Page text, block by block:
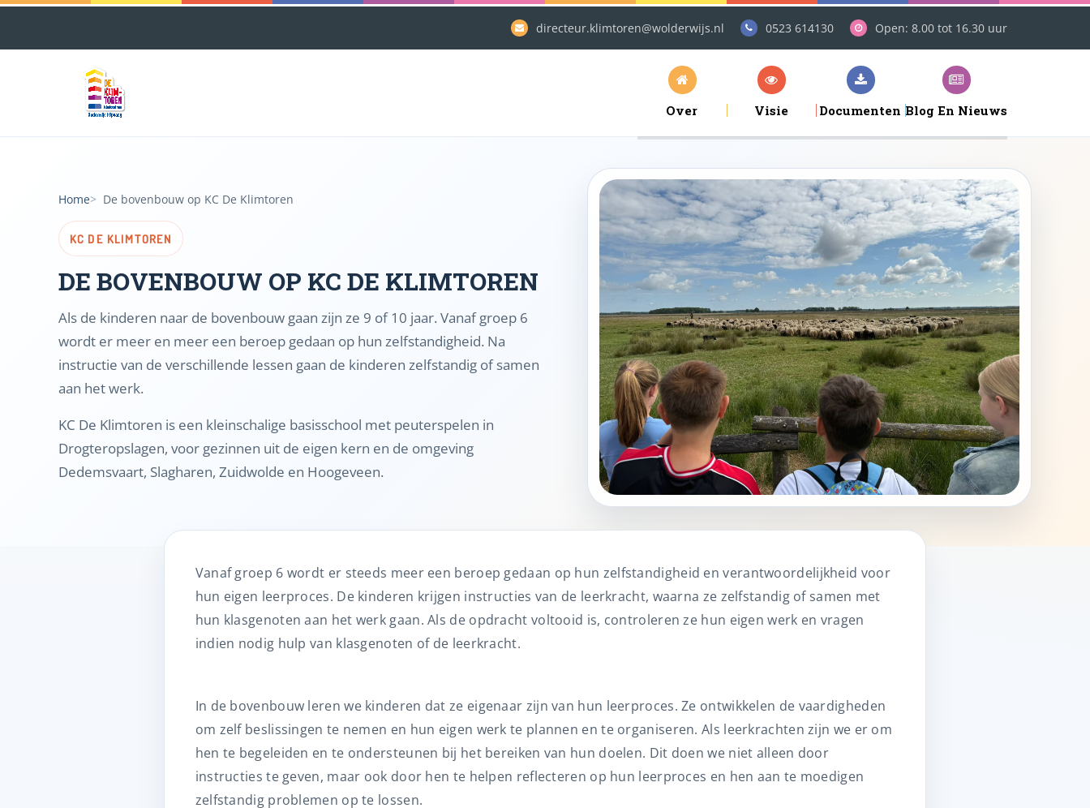
directeur.klimtoren@wolderwijs.nl 0523 614130 Open: 8.00 tot 16.30 uur
Over Visie Documenten Blog En Nieuws
Home De bovenbouw op KC De Klimtoren
KC DE KLIMTOREN
DE BOVENBOUW OP KC DE KLIMTOREN
Als de kinderen naar de bovenbouw gaan zijn ze 9 of 10 jaar. Vanaf groep 6
wordt er meer en meer een beroep gedaan op hun zelfstandigheid. Na
instructie van de verschillende lessen gaan de kinderen zelfstandig of samen
aan het werk.
KC De Klimtoren is een kleinschalige basisschool met peuterspelen in
Drogteropslagen, voor gezinnen uit de eigen kern en de omgeving
Dedemsvaart, Slagharen, Zuidwolde en Hoogeveen.
Vanaf groep 6 wordt er steeds meer een beroep gedaan op hun zelfstandigheid en verantwoordelijkheid voor
hun eigen leerproces. De kinderen krijgen instructies van de leerkracht, waarna ze zelfstandig of samen met
hun klasgenoten aan het werk gaan. Als de opdracht voltooid is, controleren ze hun eigen werk en vragen
indien nodig hulp van klasgenoten of de leerkracht.
In de bovenbouw leren we kinderen dat ze eigenaar zijn van hun leerproces. Ze ontwikkelen de vaardigheden
om zelf beslissingen te nemen en hun eigen werk te plannen en te organiseren. Als leerkrachten zijn we er om
hen te begeleiden en te ondersteunen bij het bereiken van hun doelen. Dit doen we niet alleen door
instructies te geven, maar ook door hen te helpen reflecteren op hun leerproces en hen aan te moedigen
zelfstandig problemen op te lossen.